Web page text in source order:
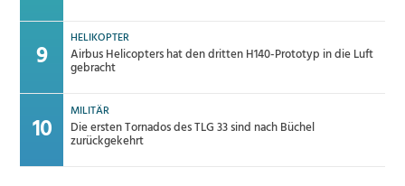
HELIKOPTER
Airbus Helicopters hat den dritten H140-Prototyp in die Luft
gebracht
MILITÄR
Die ersten Tornados des TLG 33 sind nach Büchel
zurückgekehrt